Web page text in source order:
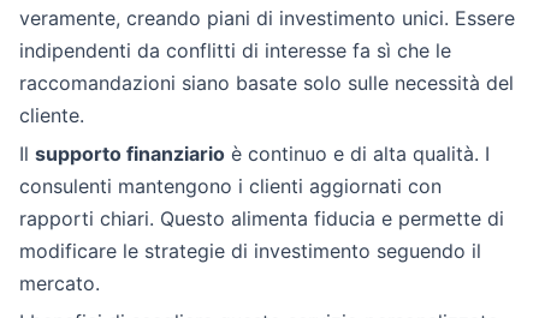
veramente, creando piani di investimento unici. Essere
indipendenti da conflitti di interesse fa sì che le
raccomandazioni siano basate solo sulle necessità del
cliente.
Il supporto finanziario è continuo e di alta qualità. I
consulenti mantengono i clienti aggiornati con
rapporti chiari. Questo alimenta fiducia e permette di
modificare le strategie di investimento seguendo il
mercato.